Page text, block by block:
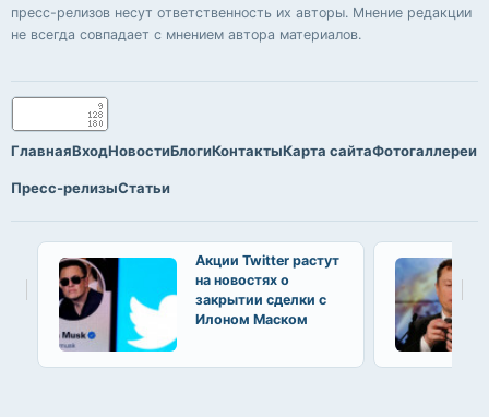
пресс-релизов несут ответственность их авторы. Мнение редакции
не всегда совпадает с мнением автора материалов.
ГлавнаяВходНовостиБлогиКонтактыКарта сайтаФотогаллереи
Пресс-релизыСтатьи
Акции Twitter растут
на новостях о
закрытии сделки с
Илоном Маском